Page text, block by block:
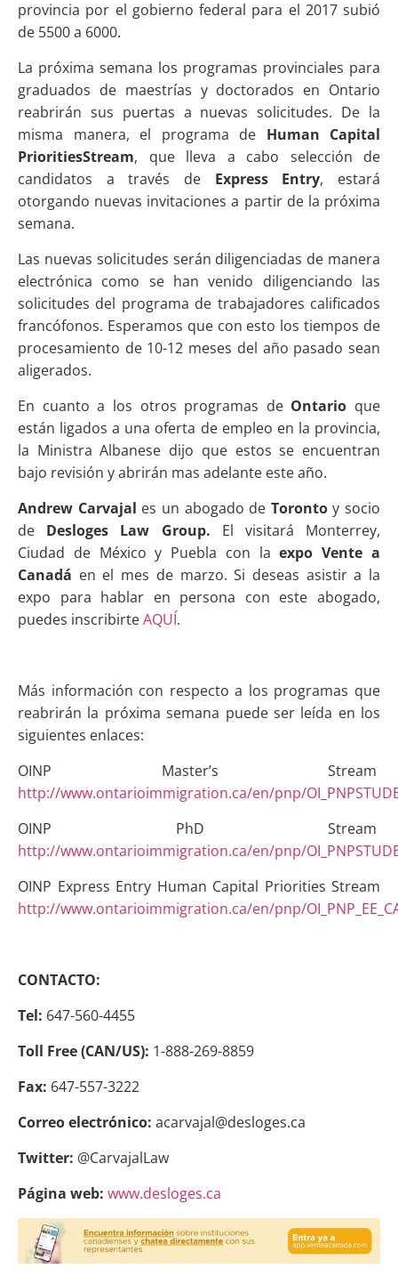
provincia por el gobierno federal para el 2017 subió
de 5500 a 6000.
La próxima semana los programas provinciales para
graduados de maestrías y doctorados en Ontario
reabrirán sus puertas a nuevas solicitudes. De la
misma manera, el programa de Human Capital
PrioritiesStream, que lleva a cabo selección de
candidatos a través de Express Entry, estará
otorgando nuevas invitaciones a partir de la próxima
semana.
Las nuevas solicitudes serán diligenciadas de manera
electrónica como se han venido diligenciando las
solicitudes del programa de trabajadores calificados
francófonos. Esperamos que con esto los tiempos de
procesamiento de 10-12 meses del año pasado sean
aligerados.
En cuanto a los otros programas de Ontario que
están ligados a una oferta de empleo en la provincia,
la Ministra Albanese dijo que estos se encuentran
bajo revisión y abrirán mas adelante este año.
Andrew Carvajal es un abogado de Torontoy socio
de Desloges Law Group. El visitará Monterrey,
Ciudad de México y Puebla con laexpo Vente a
Canadá en el mes de marzo. Si deseas asistir a la
expo para hablar en persona con este abogado,
puedes inscribirteAQUÍ.
Más información con respecto a los programas que
reabrirán la próxima semana puede ser leída en los
siguientes enlaces:
OINP Master’s Stream
http://www.ontarioimmigration.ca/en/pnp/
OINP PhD Stream
http://www.ontarioimmigration.ca/en/pnp/
OINP Express Entry Human Capital Priorities Stream
http://www.ontarioimmigration.ca/en/pnp/
CONTACTO:
Tel: 647-560-4455
Toll Free (CAN/US): 1-888-269-8859
Fax: 647-557-3222
Correo electrónico: acarvajal@desloges.ca
Twitter: @CarvajalLaw
Página web: www.desloges.ca